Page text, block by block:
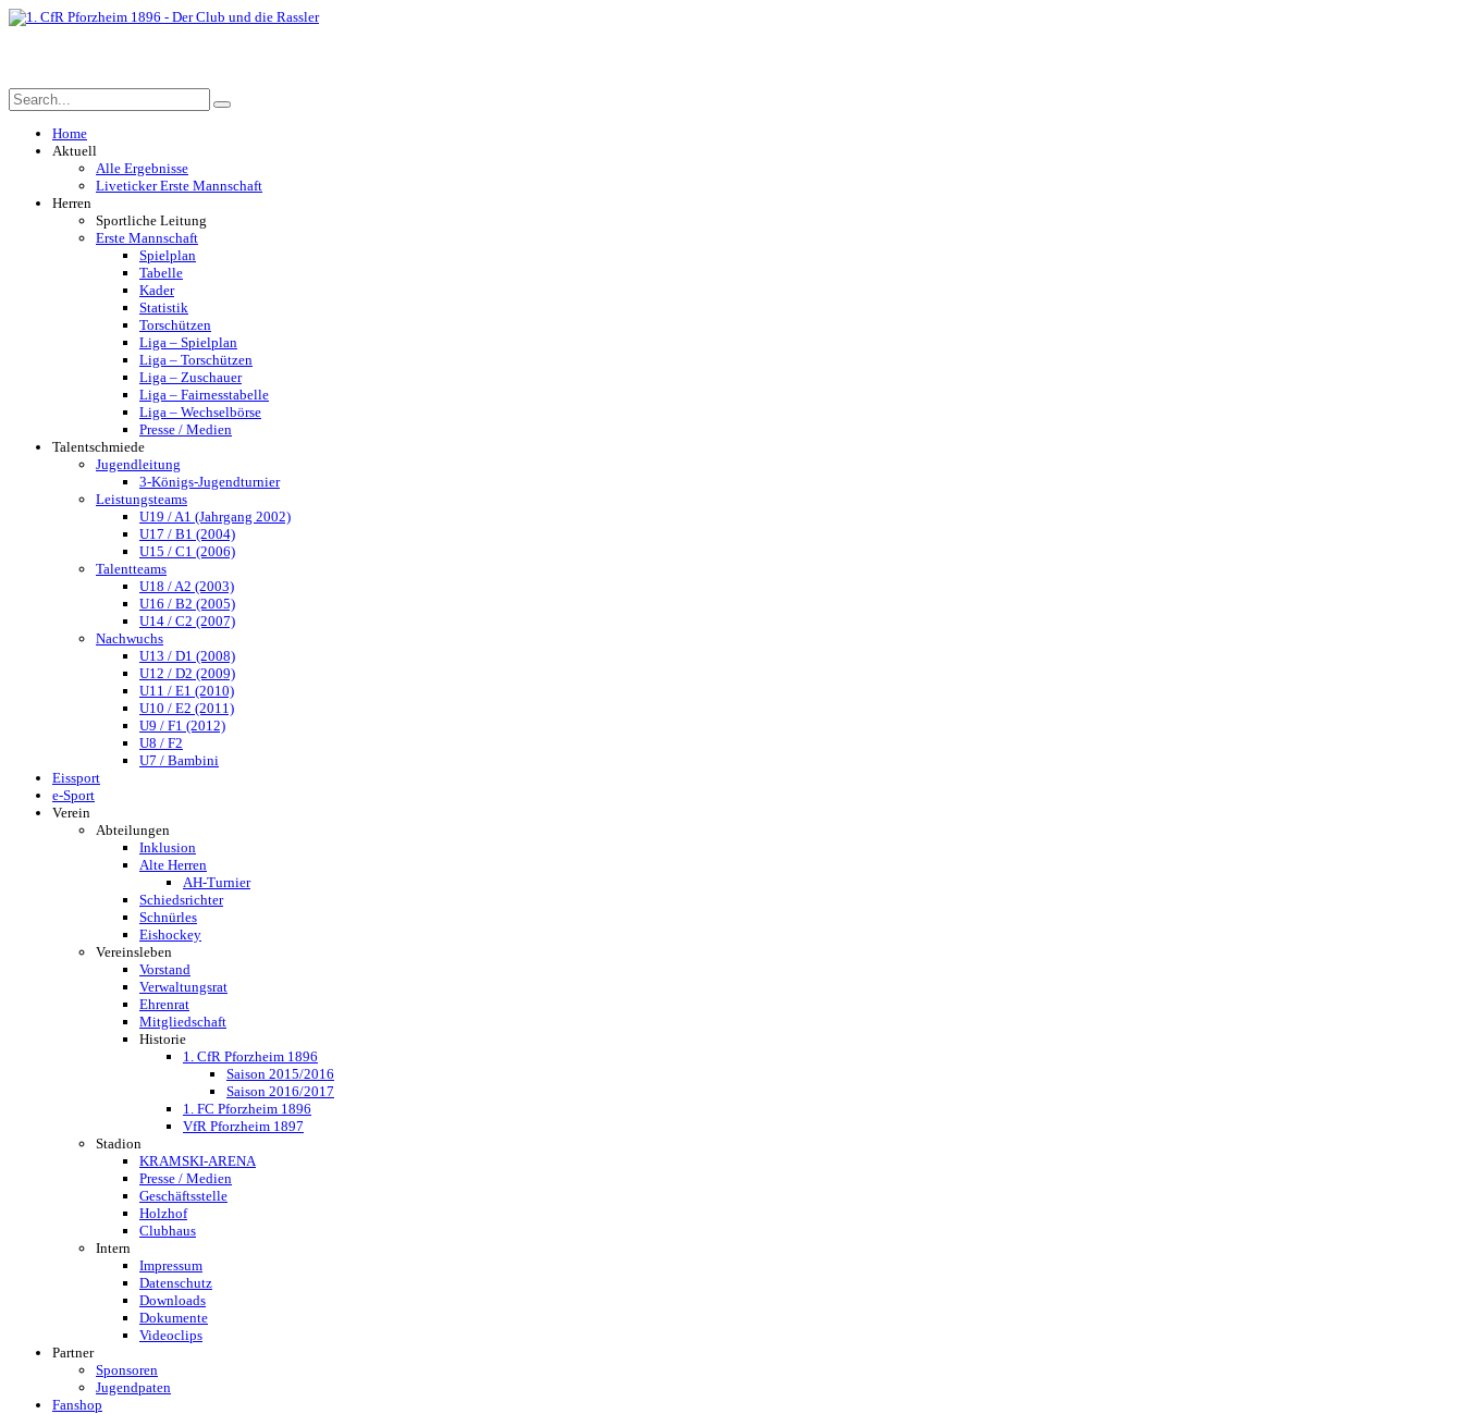
Home
Aktuell
Alle Ergebnisse
Liveticker Erste Mannschaft
Herren
Sportliche Leitung
Erste Mannschaft
Spielplan
Tabelle
Kader
Statistik
Torschützen
Liga – Spielplan
Liga – Torschützen
Liga – Zuschauer
Liga – Fairnesstabelle
Liga – Wechselbörse
Presse / Medien
Talentschmiede
Jugendleitung
3-Königs-Jugendturnier
Leistungsteams
U19 / A1 (Jahrgang 2002)
U17 / B1 (2004)
U15 / C1 (2006)
Talentteams
U18 / A2 (2003)
U16 / B2 (2005)
U14 / C2 (2007)
Nachwuchs
U13 / D1 (2008)
U12 / D2 (2009)
U11 / E1 (2010)
U10 / E2 (2011)
U9 / F1 (2012)
U8 / F2
U7 / Bambini
Eissport
e-Sport
Verein
Abteilungen
Inklusion
Alte Herren
AH-Turnier
Schiedsrichter
Schnürles
Eishockey
Vereinsleben
Vorstand
Verwaltungsrat
Ehrenrat
Mitgliedschaft
Historie
1. CfR Pforzheim 1896
Saison 2015/2016
Saison 2016/2017
1. FC Pforzheim 1896
VfR Pforzheim 1897
Stadion
KRAMSKI-ARENA
Presse / Medien
Geschäftsstelle
Holzhof
Clubhaus
Intern
Impressum
Datenschutz
Downloads
Dokumente
Videoclips
Partner
Sponsoren
Jugendpaten
Fanshop